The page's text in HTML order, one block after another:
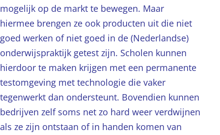
mogelijk op de markt te bewegen. Maar
hiermee brengen ze ook producten uit die niet
goed werken of niet goed in de (Nederlandse)
onderwijspraktijk getest zijn. Scholen kunnen
hierdoor te maken krijgen met een permanente
testomgeving met technologie die vaker
tegenwerkt dan ondersteunt. Bovendien kunnen
bedrijven zelf soms net zo hard weer verdwijnen
als ze zijn ontstaan of in handen komen van